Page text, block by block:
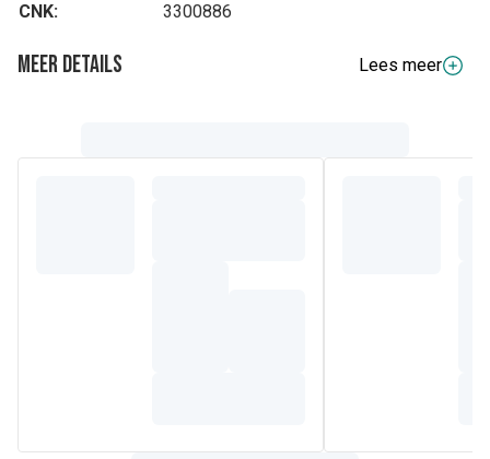
CNK:
3300886
Meer details
Lees meer
baby's en kinderen. HetVerfrissende en stylingwater
Samenstelling